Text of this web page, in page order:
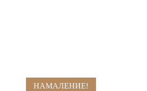
НАМАЛЕНИЕ!